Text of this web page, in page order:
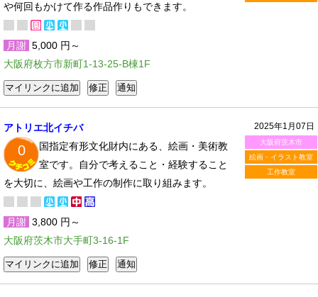
や何回もかけて作る作品作りもできます。
月謝 5,000 円～
大阪府枚方市新町1-13-25-B棟1F
2025年1月07日
大阪府茨木市
絵画・イラスト教室
工作教室
アトリエ北イチバ
0
国指定有形文化財内にある、絵画・美術教
室です。自分で考えること・経験すること
を大切に、絵画や工作の制作に取り組みます。
月謝 3,800 円～
大阪府茨木市大手町3-16-1F